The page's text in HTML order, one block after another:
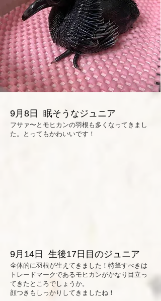
9月8日 眠そうなジュニア
​フサァ〜とモヒカンの羽根も多くなってきまし
た。とってもかわいいです！
9月14日 生後17日目のジュニア
全体的に羽根が生えてきました！特筆すべきは
トレードマークであるモヒカンがかなり目立っ
てきたところでしょうか。
顔つきもしっかりしてきましたね！